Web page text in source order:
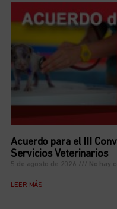
Acuerdo para el III
Servicios Veterinarios
5 de agosto de 2026 No hay
LEER MÁS